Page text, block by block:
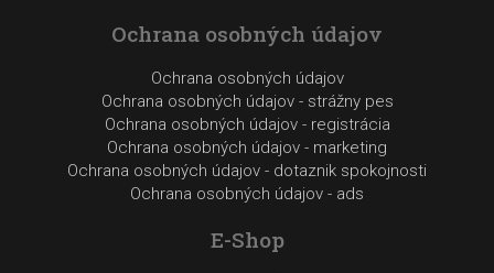
Ochrana osobných údajov
Ochrana osobných údajov
Ochrana osobných údajov - strážny pes
Ochrana osobných údajov - registrácia
Ochrana osobných údajov - marketing
Ochrana osobných údajov - dotaznik spokojnosti
Ochrana osobných údajov - ads
E-Shop